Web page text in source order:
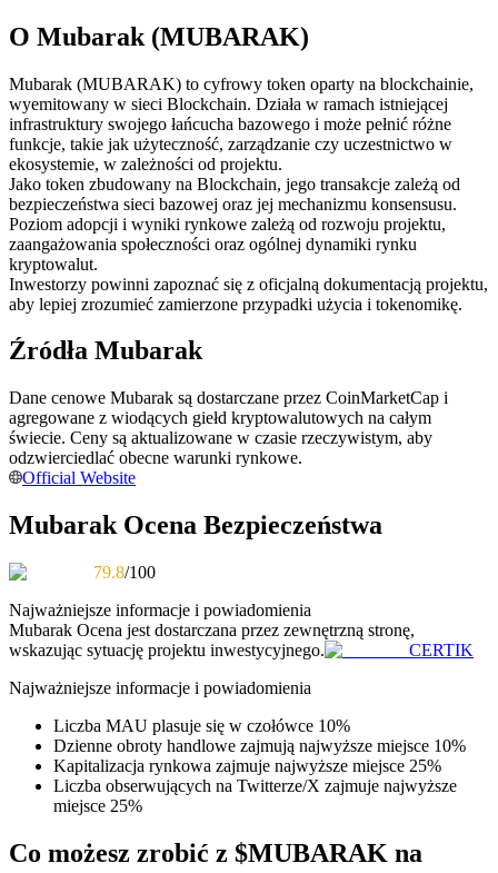
Kopiowanie Transakcji
Dołącz do najlepszych traderów
Zostań traderem kopiującym
Ciesz się podziałem zysków i prowizjami z kopiowania
Informacja
Analiza Big Data, w tym informacje handlowe itp.
Przewodnik
O Mubarak (MUBARAK)
Mubarak (MUBARAK) to cyfrowy token oparty na blockchainie,
wyemitowany w sieci Blockchain. Działa w ramach istniejącej
infrastruktury swojego łańcucha bazowego i może pełnić różne
funkcje, takie jak użyteczność, zarządzanie czy uczestnictwo w
ekosystemie, w zależności od projektu.
Jako token zbudowany na Blockchain, jego transakcje zależą od
bezpieczeństwa sieci bazowej oraz jej mechanizmu konsensusu.
Poziom adopcji i wyniki rynkowe zależą od rozwoju projektu,
zaangażowania społeczności oraz ogólnej dynamiki rynku
kryptowalut.
Inwestorzy powinni zapoznać się z oficjalną dokumentacją projektu,
aby lepiej zrozumieć zamierzone przypadki użycia i tokenomikę.
Źródła Mubarak
Dane cenowe Mubarak są dostarczane przez CoinMarketCap i
agregowane z wiodących giełd kryptowalutowych na całym
świecie. Ceny są aktualizowane w czasie rzeczywistym, aby
odzwierciedlać obecne warunki rynkowe.
Official Website
Mubarak Ocena Bezpieczeństwa
79.8/100
Najważniejsze informacje i powiadomienia
Mubarak Ocena jest dostarczana przez zewnętrzną stronę,
wskazując sytuację projektu inwestycyjnego.
CERTIK
Najważniejsze informacje i powiadomienia
Liczba MAU plasuje się w czołówce 10%
Dzienne obroty handlowe zajmują najwyższe miejsce 10%
Kapitalizacja rynkowa zajmuje najwyższe miejsce 25%
Liczba obserwujących na Twitterze/X zajmuje najwyższe
miejsce 25%
Co możesz zrobić z $MUBARAK na